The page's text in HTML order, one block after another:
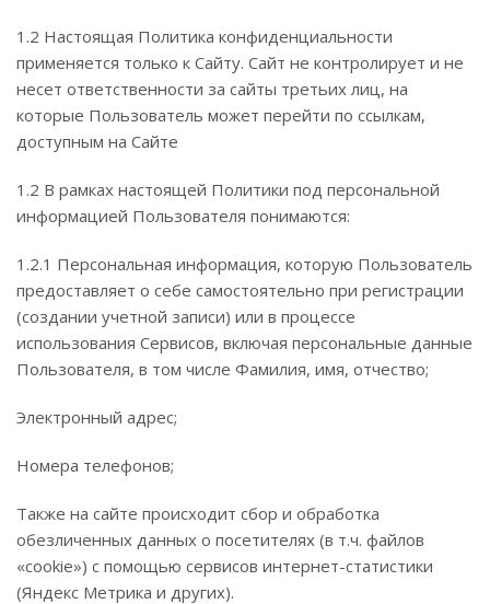
1.2 Настоящая Политика конфиденциальности
применяется только к Сайту. Сайт не контролирует и не
несет ответственности за сайты третьих лиц, на
которые Пользователь может перейти по ссылкам,
доступным на Сайте
1.2 В рамках настоящей Политики под персональной
информацией Пользователя понимаются:
1.2.1 Персональная информация, которую Пользователь
предоставляет о себе самостоятельно при регистрации
(создании учетной записи) или в процессе
использования Сервисов, включая персональные данные
Пользователя, в том числе Фамилия, имя, отчество;
Электронный адрес;
Номера телефонов;
Также на сайте происходит сбор и обработка
обезличенных данных о посетителях (в т.ч. файлов
«cookie») с помощью сервисов интернет-статистики
(Яндекс Метрика и других).